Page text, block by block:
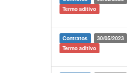
Termo aditivo
Contratos
30/05/2023
Termo aditivo